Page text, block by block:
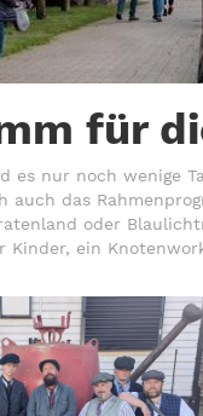
für
es nur noch wenige
auch das
oder
ein